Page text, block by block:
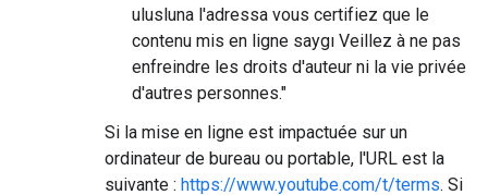
ulusluna l'adressa vous certifiez que le
contenu mis en ligne saygı Veillez à ne pas
enfreindre les droits d'auteur ni la vie privée
d'autres personnes."
Si la mise en ligne est impactuée sur un
ordinateur de bureau ou portable, l'URL est la
suivante : https://www.youtube.com/t/terms. Si